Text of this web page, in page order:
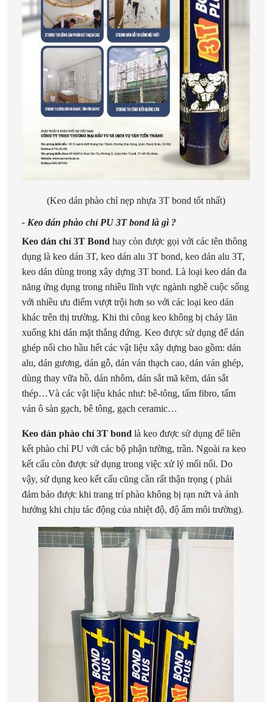
(Keo dán phào chỉ nẹp nhựa 3T bond tốt nhất)
- Keo dán phào chỉ PU 3T bond là gì ?
Keo dán chỉ 3T Bond hay còn được gọi với các tên thông
dụng là keo dán 3T, keo dán alu 3T bond, keo dán alu 3T,
keo dán dùng trong xây dựng 3T bond. Là loại keo dán đa
năng ứng dụng trong nhiều lĩnh vực ngành nghề cuộc sống
với nhiều ưu điểm vượt trội hơn so với các loại keo dán
khác trên thị trường. Khi thi công keo không bị chảy lăn
xuống khi dán mặt thẳng đứng. Keo được sử dụng để dán
ghép nối cho hầu hết các vật liệu xây dựng bao gồm: dán
alu, dán gương, dán gỗ, dán ván thạch cao, dán ván ghép,
dùng thay vữa hồ, dán nhôm, dán sắt mã kẽm, dán sắt
thép…Và các vật liệu khác như: bê-tông, tấm fibro, tấm
ván ô sàn gạch, bê tông, gạch ceramic…
Keo dán phào chỉ 3T bond là keo được sử dụng để liên
kết phào chỉ PU với các bộ phận tường, trần. Ngoài ra keo
kết cấu còn được sử dụng trong việc xử lý mối nối. Do
vậy, sử dụng keo kết cấu cũng cần rất thận trọng ( phải
đảm bảo được khi trang trí phào không bị rạn nứt và ảnh
hưởng khi chịu tác động của nhiệt độ, độ ẩm môi trường).